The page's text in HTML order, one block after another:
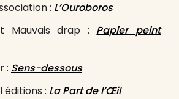
: L’Ouroboros
Mauvais drap : Papier peint
: Sens-dessous
éditions : La Part de l’Œil